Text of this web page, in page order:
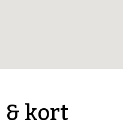
kort